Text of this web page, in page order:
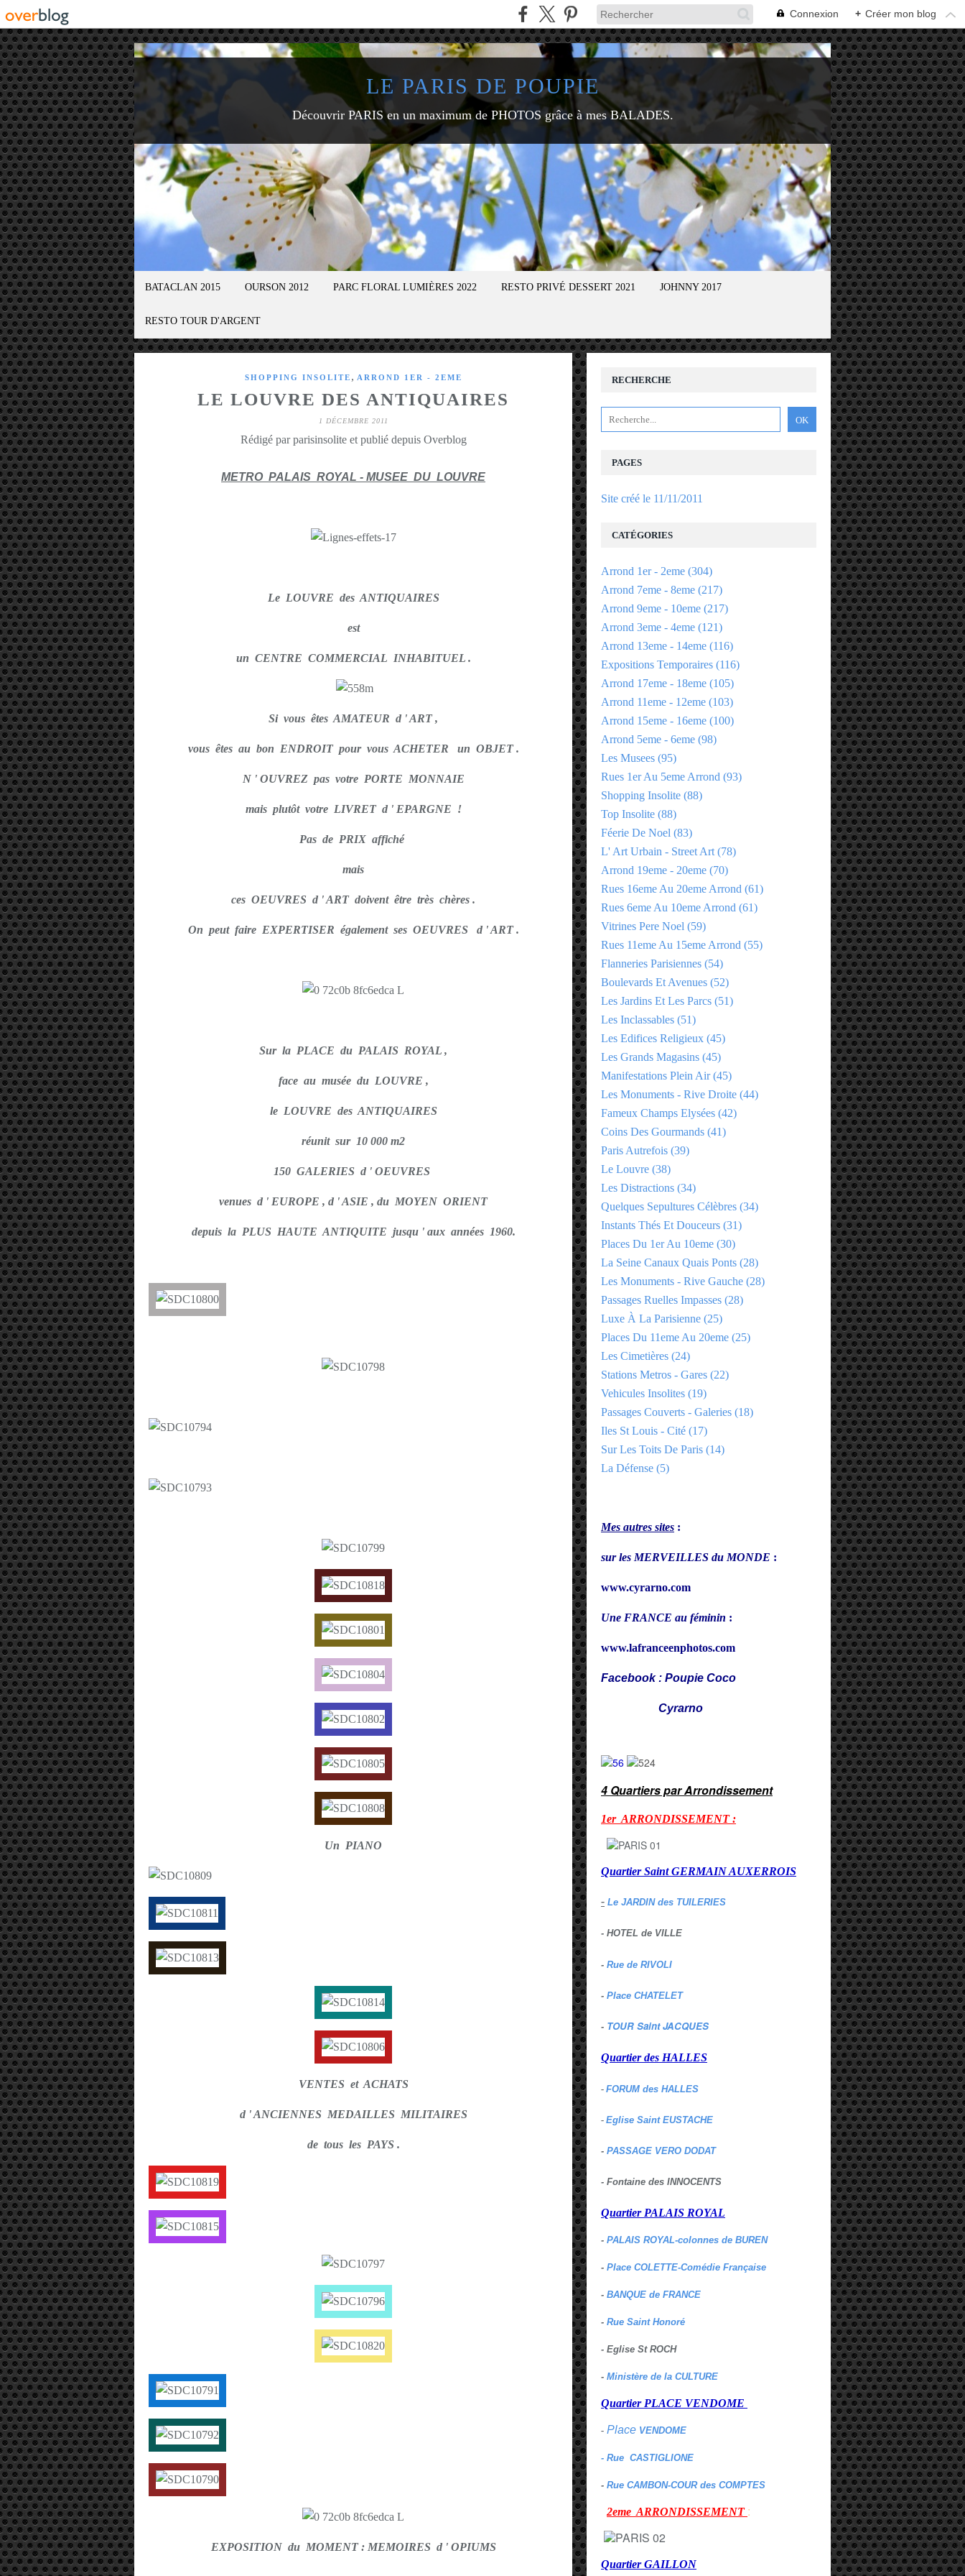
Connexion + Créer mon blog
LE PARIS DE POUPIE
Découvrir PARIS en un maximum de PHOTOS grâce à mes BALADES.
BATACLAN 2015 OURSON 2012 PARC FLORAL LUMIÈRES 2022 RESTO PRIVÉ DESSERT 2021 JOHNNY 2017
RESTO TOUR D'ARGENT
SHOPPING INSOLITE , ARROND 1ER - 2EME
LE LOUVRE DES ANTIQUAIRES
1 DÉCEMBRE 2011
Rédigé par parisinsolite et publié depuis Overblog
METRO PALAIS ROYAL - MUSEE DU LOUVRE
Le LOUVRE des ANTIQUAIRES
est
un CENTRE COMMERCIAL INHABITUEL .
Si vous êtes AMATEUR d ' ART ,
vous êtes au bon ENDROIT pour vous ACHETER un OBJET .
N ' OUVREZ pas votre PORTE MONNAIE
mais plutôt votre LIVRET d ' EPARGNE !
Pas de PRIX affiché
mais
ces OEUVRES d ' ART doivent être très chères .
On peut faire EXPERTISER également ses OEUVRES d ' ART .
Sur la PLACE du PALAIS ROYAL ,
face au musée du LOUVRE ,
le LOUVRE des ANTIQUAIRES
réunit sur 10 000 m2
150 GALERIES d ' OEUVRES
venues d ' EUROPE , d ' ASIE , du MOYEN ORIENT
depuis la PLUS HAUTE ANTIQUITE jusqu ' aux années 1960.
Un PIANO
VENTES et ACHATS
d ' ANCIENNES MEDAILLES MILITAIRES
de tous les PAYS .
EXPOSITION du MOMENT : MEMOIRES d ' OPIUMS
RECHERCHE
PAGES
Site créé le 11/11/2011
CATÉGORIES
Arrond 1er - 2eme (304)
Arrond 7eme - 8eme (217)
Arrond 9eme - 10eme (217)
Arrond 3eme - 4eme (121)
Arrond 13eme - 14eme (116)
Expositions Temporaires (116)
Arrond 17eme - 18eme (105)
Arrond 11eme - 12eme (103)
Arrond 15eme - 16eme (100)
Arrond 5eme - 6eme (98)
Les Musees (95)
Rues 1er Au 5eme Arrond (93)
Shopping Insolite (88)
Top Insolite (88)
Féerie De Noel (83)
L' Art Urbain - Street Art (78)
Arrond 19eme - 20eme (70)
Rues 16eme Au 20eme Arrond (61)
Rues 6eme Au 10eme Arrond (61)
Vitrines Pere Noel (59)
Rues 11eme Au 15eme Arrond (55)
Flanneries Parisiennes (54)
Boulevards Et Avenues (52)
Les Jardins Et Les Parcs (51)
Les Inclassables (51)
Les Edifices Religieux (45)
Les Grands Magasins (45)
Manifestations Plein Air(45)
Les Monuments - Rive Droite (44)
Fameux Champs Elysées (42)
Coins Des Gourmands (41)
Paris Autrefois (39)
Le Louvre (38)
Les Distractions (34)
Quelques Sepultures Célèbres (34)
Instants Thés Et Douceurs (31)
Places Du 1er Au 10eme (30)
La Seine Canaux Quais Ponts (28)
Les Monuments - Rive Gauche (28)
Passages Ruelles Impasses (28)
Luxe À La Parisienne (25)
Places Du 11eme Au 20eme (25)
Les Cimetières (24)
Stations Metros - Gares (22)
Vehicules Insolites (19)
Passages Couverts - Galeries (18)
Iles St Louis - Cité (17)
Sur Les Toits De Paris (14)
La Défense (5)
Mes autres sites :
sur les MERVEILLES du MONDE :
www.cyrarno.com
Une FRANCE au féminin :
www.lafranceenphotos.com
Facebook : Poupie Coco
Cyrarno
4 Quartiers par Arrondissement
1er ARRONDISSEMENT :
Quartier Saint GERMAIN AUXERROIS
- Le JARDIN des TUILERIES
- HOTEL de VILLE
- Rue de RIVOLI
- Place CHATELET
- TOUR Saint JACQUES
Quartier des HALLES
- FORUM des HALLES
- Eglise Saint EUSTACHE
- PASSAGE VERO DODAT
- Fontaine des INNOCENTS
Quartier PALAIS ROYAL
- PALAIS ROYAL-colonnes de BUREN
- Place COLETTE-Comédie Française
- BANQUE de FRANCE
- Rue Saint Honoré
- Eglise St ROCH
- Ministère de la CULTURE
Quartier PLACE VENDOME
- Place VENDOME
- Rue CASTIGLIONE
- Rue CAMBON-COUR des COMPTES
2eme ARRONDISSEMENT :
Quartier GAILLON